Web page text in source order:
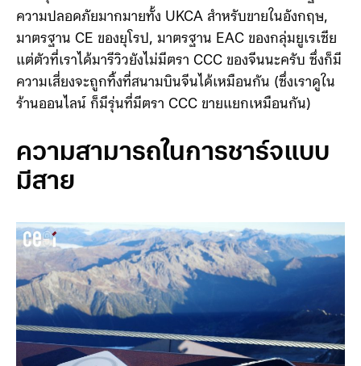
ความปลอดภัยมากมายทั้ง UKCA สำหรับขายในอังกฤษ,
มาตรฐาน CE ของยุโรป, มาตรฐาน EAC ของกลุ่มยูเรเซีย
แต่ตัวที่เราได้มารีวิวยังไม่มีตรา CCC ของจีนนะครับ ซึ่งก็มี
ความเสี่ยงจะถูกทิ้งที่สนามบินจีนได้เหมือนกัน (ซึ่งเราดูใน
ร้านออนไลน์ ก็มีรุ่นที่มีตรา CCC ขายแยกเหมือนกัน)
ความสามารถในการชาร์จแบบ
มีสาย